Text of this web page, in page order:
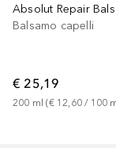
Balsamo capelli
€ 25,19
200 ml (€ 12,60 / 100